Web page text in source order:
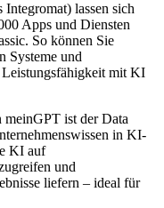
lassen sich
Apps und Diensten
So können Sie
Systeme und
Leistungsfähigkeit mit KI
ist der Data
in KI-
KI auf
und
liefern – ideal für